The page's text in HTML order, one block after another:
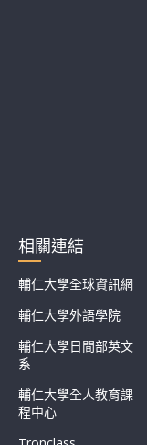
相關連結
輔仁大學全球資訊網
輔仁大學外語學院
輔仁大學日間部英文
系
輔仁大學全人教育課
程中心